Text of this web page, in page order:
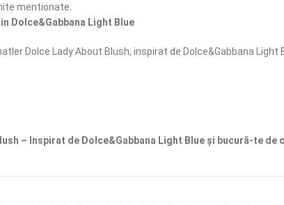
mentionate.
Dolce&Gabbana Light Blue
Dolce Lady About Blush, inspirat de Dolce&Gabbana Light
– Inspirat de Dolce&Gabbana Light Blue și bucură-te de